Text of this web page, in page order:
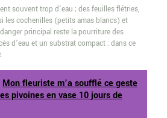
souvent trop d’eau ; des feuilles flétries,
les cochenilles (petits amas blancs) et
principal reste la pourriture des
d’eau et un substrat compact : dans ce
Mon fleuriste m’a soufflé ce geste
pivoines en vase 10 jours de